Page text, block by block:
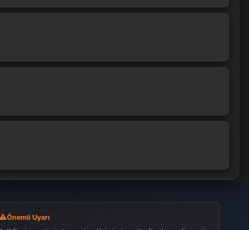
Önemli Uyarı